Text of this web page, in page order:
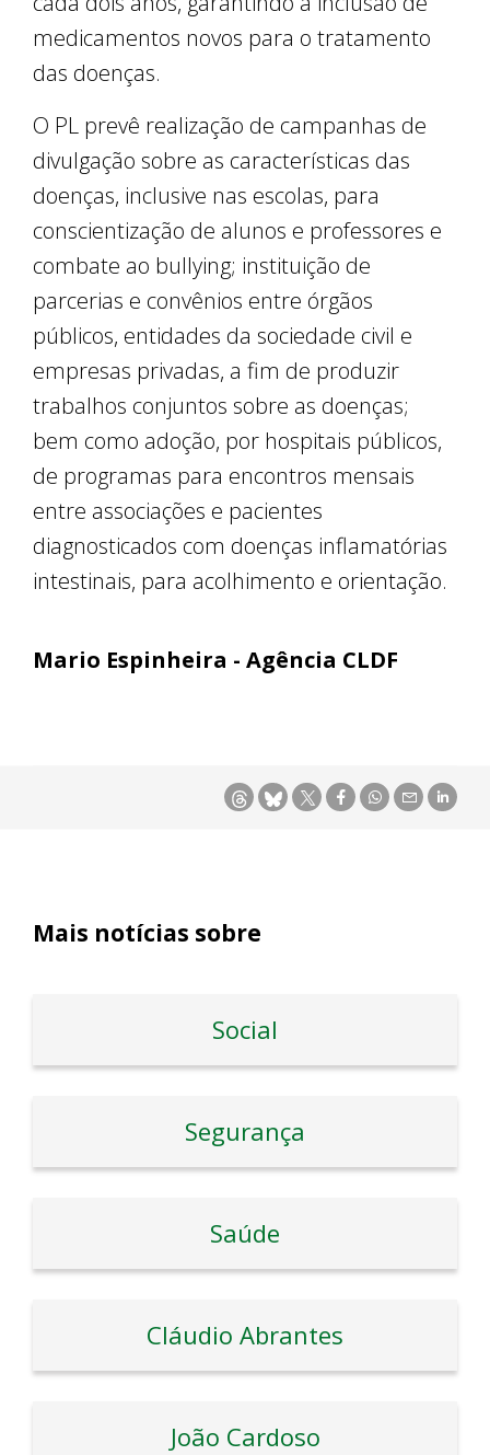
medicamentos novos para o tratamento
das doenças.
O PL prevê realização de campanhas de
divulgação sobre as características das
doenças, inclusive nas escolas, para
conscientização de alunos e professores e
combate ao bullying; instituição de
parcerias e convênios entre órgãos
públicos, entidades da sociedade civil e
empresas privadas, a fim de produzir
trabalhos conjuntos sobre as doenças;
bem como adoção, por hospitais públicos,
de programas para encontros mensais
entre associações e pacientes
diagnosticados com doenças inflamatórias
intestinais, para acolhimento e orientação.
Mario Espinheira - Agência CLDF
Mais notícias sobre
Social
Segurança
Saúde
Cláudio Abrantes
João Cardoso